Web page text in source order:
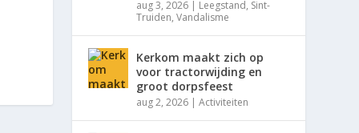
aug 3, 2026 | Leegstand, Sint-
Truiden,Vandalisme
Kerkom maakt zich op
voor tractorwijding en
groot dorpsfeest
aug 2, 2026 |Activiteiten